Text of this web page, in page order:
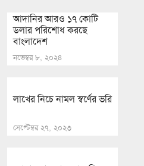
আদানির আরও ১৭ কোটি
ডলার পরিশোধ করছে
বাংলাদেশ
নভেম্বর ৮, ২০২৪
লাখের নিচে নামল স্বর্ণের ভরি
সেপ্টেম্বর ২৭, ২০২৩